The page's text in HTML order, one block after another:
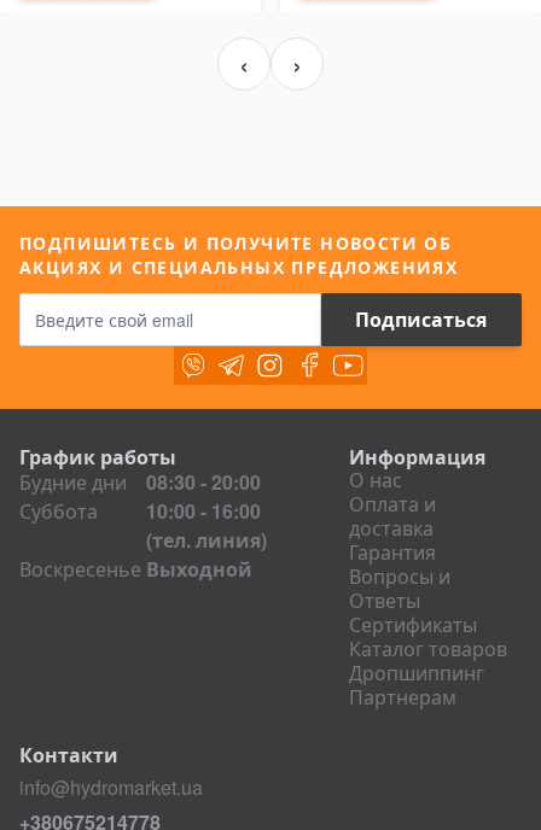
‹ ›
ПОДПИШИТЕСЬ И ПОЛУЧИТЕ НОВОСТИ ОБ
АКЦИЯХ И СПЕЦИАЛЬНЫХ ПРЕДЛОЖЕНИЯХ
Адрес электронной почты
Подписаться
ViberTelegramInstagram
Facebook
Youtube
График работы
Будние дни
08:30 - 20:00
Суббота
10:00 - 16:00
(тел. линия)
Воскресенье Выходной
Информация
О нас
Оплата и
доставка
Гарантия
Вопросы и
Ответы
Сертификаты
Каталог товаров
Дропшиппинг
Партнерам
Контакти
info@hydromarket.ua
+380675214778